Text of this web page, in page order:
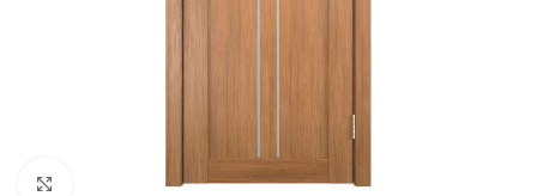
Noklikšķiniet, lai palielinātu